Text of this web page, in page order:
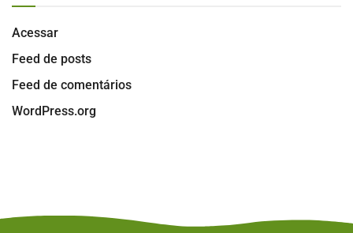
Acessar
Feed de posts
Feed de comentários
WordPress.org